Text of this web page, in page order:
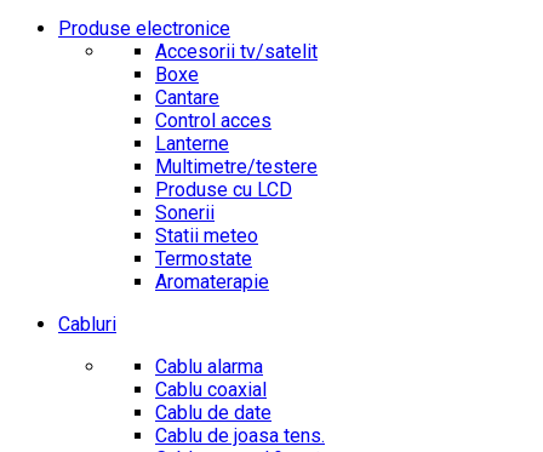
Produse electronice
Accesorii tv/satelit
Boxe
Cantare
Control acces
Lanterne
Multimetre/testere
Produse cu LCD
Sonerii
Statii meteo
Termostate
Aromaterapie
Cabluri
Cablu alarma
Cablu coaxial
Cablu de date
Cablu de joasa tens.